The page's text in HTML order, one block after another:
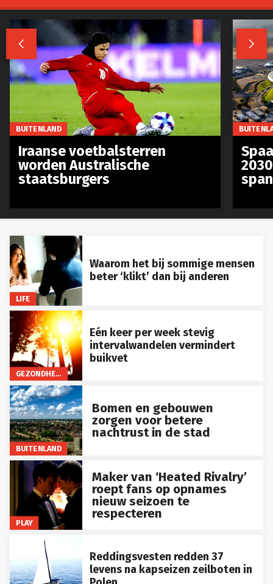
LIFE
Waarom het bij sommige mensen
beter ‘klikt’ dan bij anderen
GEZONDHEID
Eén keer per week stevig
intervalwandelen vermindert
buikvet
BUITENLAND
Bomen en gebouwen
zorgen voor betere
nachtrust in de stad
PLAY
Maker van ‘Heated Rivalry’
roept fans op opnames
nieuw seizoen te
respecteren
Reddingsvesten redden 37
levens na kapseizen zeilboten in
 
BUITENLAND
Iraanse voetbalsterren
worden Australische
staatsburgers